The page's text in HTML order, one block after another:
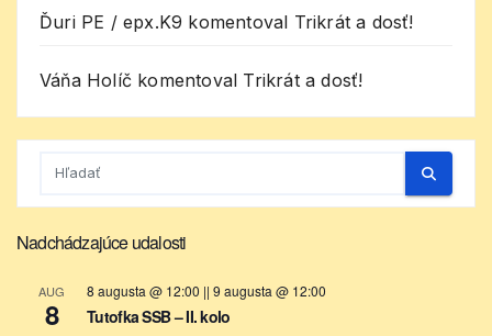
Ďuri PE / epx.K9 komentoval Trikrát a dosť!
Váňa Holíč komentoval Trikrát a dosť!
Nadchádzajúce udalosti
AUG
8
8 augusta @ 12:00 || 9 augusta @ 12:00
Tutofka SSB – II. kolo